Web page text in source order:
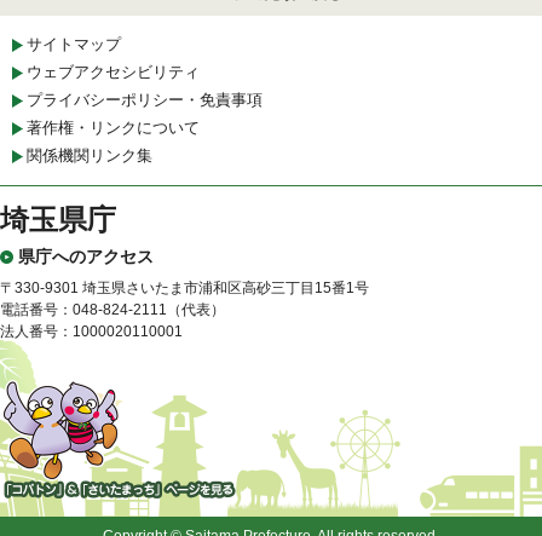
サイトマップ
ウェブアクセシビリティ
プライバシーポリシー・免責事項
著作権・リンクについて
関係機関リンク集
埼玉県庁
県庁へのアクセス
〒330-9301 埼玉県さいたま市浦和区高砂三丁目15番1号
電話番号：048-824-2111（代表）
法人番号：1000020110001
「コバトン」&「さいたまっ